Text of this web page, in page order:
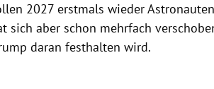
2027 erstmals wieder
sich aber schon mehrfach
daran festhalten wird.